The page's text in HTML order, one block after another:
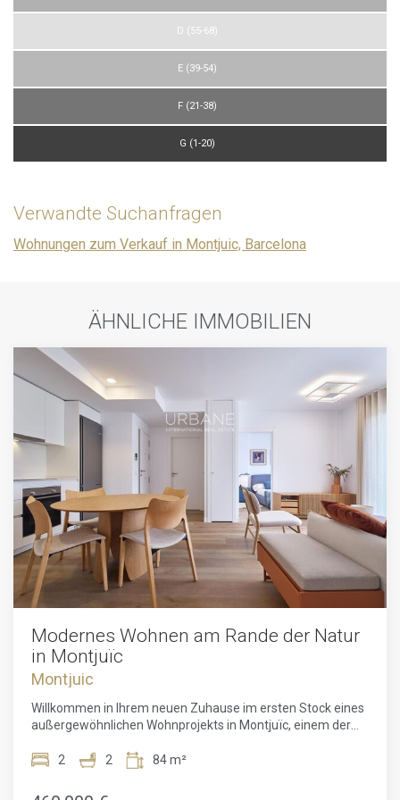
D (55-68)
E (39-54)
F (21-38)
G (1-20)
Verwandte Suchanfragen
Wohnungen zum Verkauf in Montjuic, Barcelona
ÄHNLICHE IMMOBILIEN
Modernes Wohnen am Rande der Natur
in Montjuïc
Montjuic
Willkommen in Ihrem neuen Zuhause im ersten Stock eines
außergewöhnlichen Wohnprojekts in Montjuïc, einem der
elegante Wohnung mit 63 m² Wohnfläche verfügt über zwei
Ort der Entspannung und des mediterranen Lebensgefühls
2 2 84 m²